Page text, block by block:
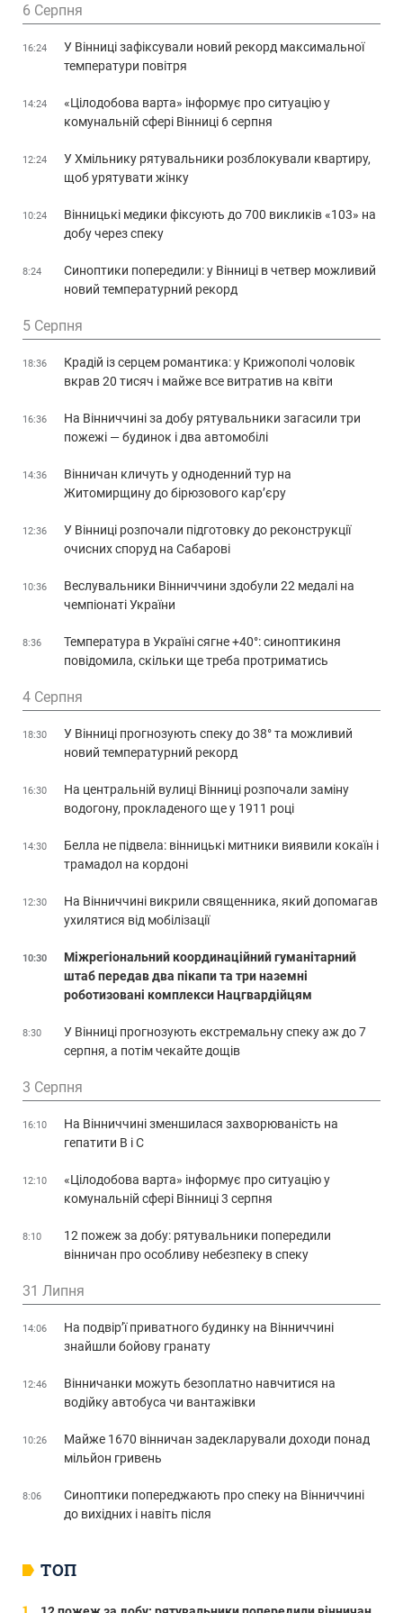
ТОП
6 Серпня
16:24
У Вінниці зафіксували новий рекорд максимальної
температури повітря
14:24
«Цілодобова варта» інформує про ситуацію у
комунальній сфері Вінниці 6 серпня
12:24
У Хмільнику рятувальники розблокували квартиру,
щоб урятувати жінку
10:24
Вінницькі медики фіксують до 700 викликів «103» на
добу через спеку
8:24
Синоптики попередили: у Вінниці в четвер можливий
новий температурний рекорд
5 Серпня
18:36
Крадій із серцем романтика: у Крижополі чоловік
вкрав 20 тисяч і майже все витратив на квіти
16:36
На Вінниччині за добу рятувальники загасили три
пожежі — будинок і два автомобілі
14:36
Вінничан кличуть у одноденний тур на
Житомирщину до бірюзового кар’єру
12:36
У Вінниці розпочали підготовку до реконструкції
очисних споруд на Сабарові
10:36
Веслувальники Вінниччини здобули 22 медалі на
чемпіонаті України
8:36
Температура в Україні сягне +40°: синоптикиня
повідомила, скільки ще треба протриматись
4 Серпня
18:30
У Вінниці прогнозують спеку до 38° та можливий
новий температурний рекорд
16:30
На центральній вулиці Вінниці розпочали заміну
водогону, прокладеного ще у 1911 році
14:30
Белла не підвела: вінницькі митники виявили кокаїн і
трамадол на кордоні
12:30
На Вінниччині викрили священника, який допомагав
ухилятися від мобілізації
10:30
Міжрегіональний координаційний гуманітарний
штаб передав два пікапи та три наземні
роботизовані комплекси Нацгвардійцям
8:30
У Вінниці прогнозують екстремальну спеку аж до 7
серпня, а потім чекайте дощів
3 Серпня
16:10
На Вінниччині зменшилася захворюваність на
гепатити В і С
12:10
«Цілодобова варта» інформує про ситуацію у
комунальній сфері Вінниці 3 серпня
8:10
12 пожеж за добу: рятувальники попередили
вінничан про особливу небезпеку в спеку
31 Липня
14:06
На подвір’ї приватного будинку на Вінниччині
знайшли бойову гранату
12:46
Вінничанки можуть безоплатно навчитися на
водійку автобуса чи вантажівки
10:26
Майже 1670 вінничан задекларували доходи понад
мільйон гривень
8:06
Синоптики попереджають про спеку на Вінниччині
до вихідних і навіть після